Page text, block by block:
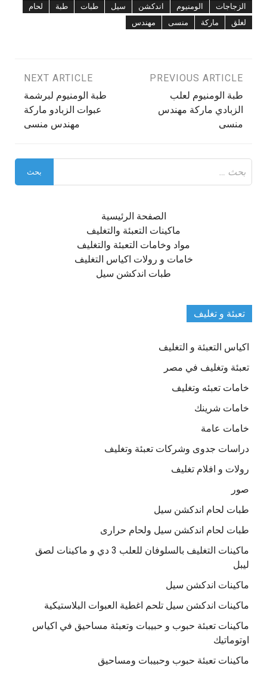
الزجاجات
الومنيوم اندكشن سيل طبات طبة
لحام
لغلق
ماركة منسى مهندس
تصفّح
المقالات
PREVIOUS ARTICLE
طبة الومنيوم لعلب
الزبادي ماركة مهندس
منسى
NEXT ARTICLE
طبة الومنيوم لبرشمة
عبوات الزبادو ماركة
مهندس منسى
عن:
الصفحة الرئيسية
ماكينات التعبئة والتغليف
مواد وخامات التعبئة والتغليف
خامات و رولات اكياس التغليف
طبات اندكشن سيل
تعبئة و تغليف
اكياس التعبئة و التغليف
تعبئة وتغليف في مصر
خامات تعبئه وتغليف
خامات شرينك
خامات عامة
دراسات جدوى وشركات تعبئة وتغليف
رولات و افلام تغليف
صور
طبات لحام اندكشن سيل
طبات لحام اندكشن سيل ولحام حرارى
ماكينات التغليف بالسلوفان للعلب 3 دي و ماكينات لصق
ليبل
ماكينات اندكشن سيل
ماكينات اندكشن سيل تلحم اغطية العبوات البلاستيكية
ماكينات تعبئة حبوب و حبيبات وتعبئة مساحيق في اكياس
اوتوماتيك
ماكينات تعبئة حبوب وحبيبات ومساحيق